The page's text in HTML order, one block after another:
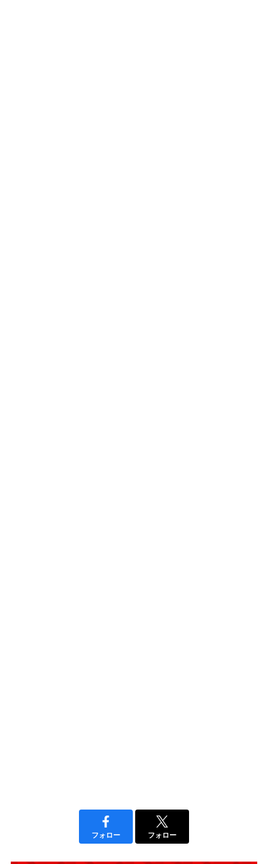
フォロー フォロー